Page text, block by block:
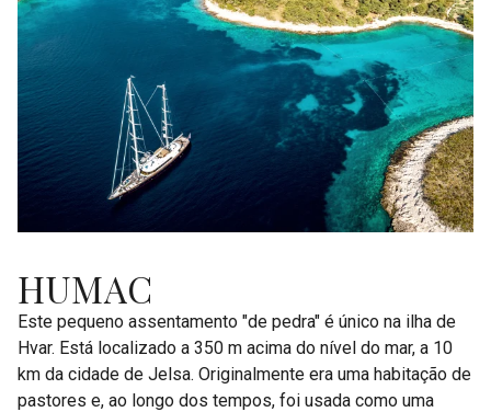
HUMAC
Este pequeno assentamento "de pedra" é único na ilha de
Hvar. Está localizado a 350 m acima do nível do mar, a 10
km da cidade de Jelsa. Originalmente era uma habitação de
pastores e, ao longo dos tempos, foi usada como uma